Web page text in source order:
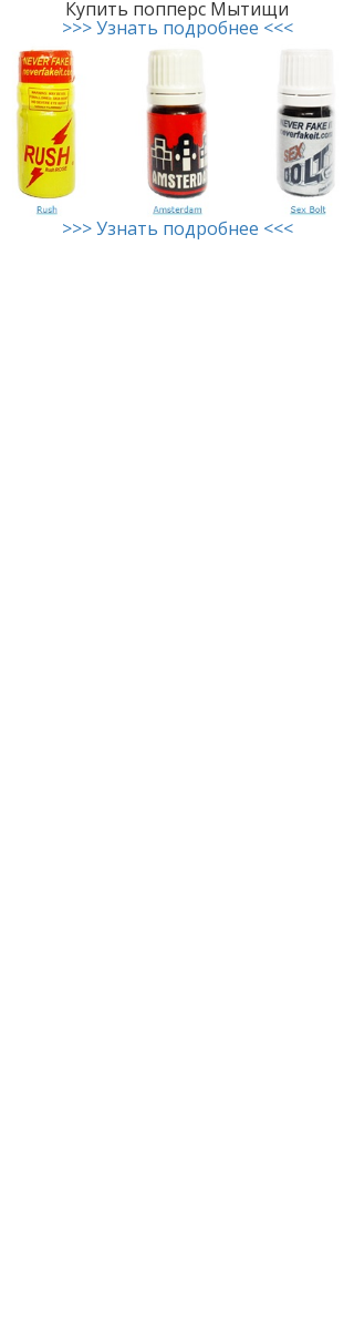
Купить попперс Мытищи
>>> Узнать подробнее <<<
>>> Узнать подробнее <<<